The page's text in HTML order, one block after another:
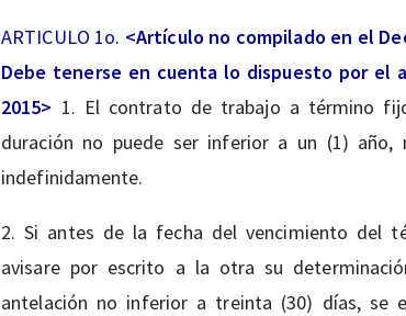
ARTICULO 1o. <Artículo no compilado en el
Debe tenerse en cuenta lo dispuesto por el
2015> 1. El contrato de trabajo a término
duración no puede ser inferior a un (1)
indefinidamente.
2. Si antes de la fecha del vencimiento del
avisare por escrito a la otra su
antelación no inferior a treinta (30) días, se